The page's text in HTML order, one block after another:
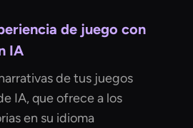
de juego con
IA
de tus juegos
IA, que ofrece a los
en su idioma